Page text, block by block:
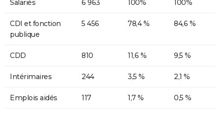
Salariés 6 963 100% 100%
CDI et fonction
publique
5 456 78,4 % 84,6 %
CDD 810 11,6 % 9,5 %
Intérimaires 244 3,5 % 2,1 %
Emplois aidés 117 1,7 % 0,5 %